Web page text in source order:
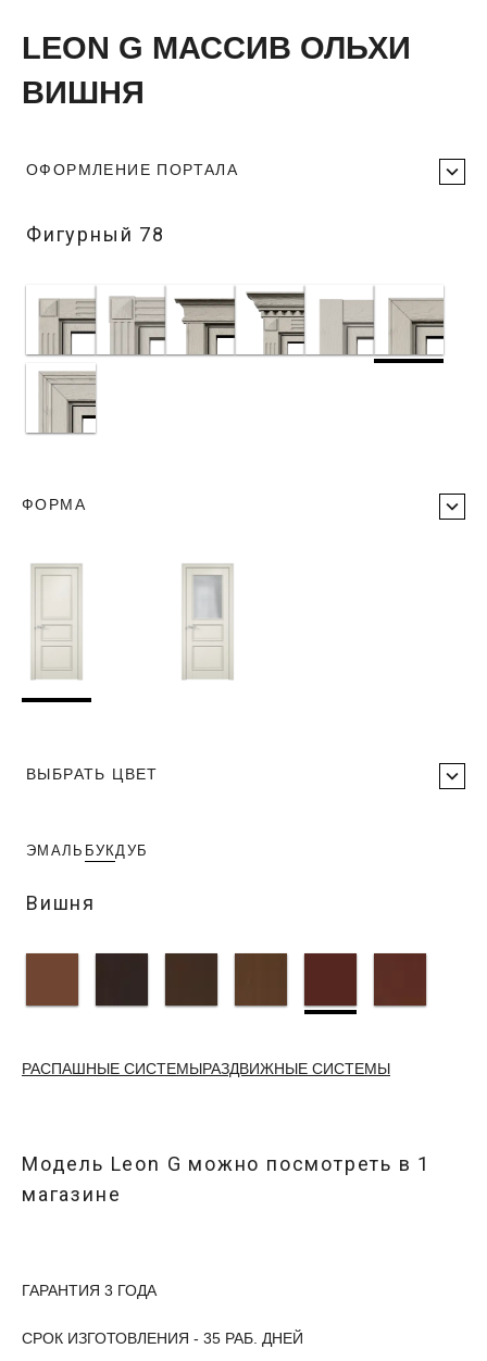
LEON G МАССИВ ОЛЬХИ
ВИШНЯ
ОФОРМЛЕНИЕ ПОРТАЛА
Фигурный 78
ФОРМА
ВЫБРАТЬ ЦВЕТ
ЭМАЛЬ БУК ДУБ
Вишня
РАСПАШНЫЕ СИСТЕМЫРАЗДВИЖНЫЕ СИСТЕМЫ
Модель Leon G можно посмотреть в 1
магазине
ГАРАНТИЯ 3 ГОДА
СРОК ИЗГОТОВЛЕНИЯ - 35 РАБ. ДНЕЙ